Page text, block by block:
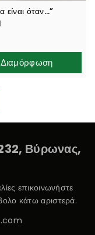
είναι όταν…”
Διαμόρφωση
Βύρωνας,
επικοινωνήστε
κάτω αριστερά.